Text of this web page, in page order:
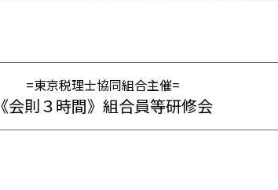
=東京税理士協同組合主催=
《会則３時間》組合員等研修会